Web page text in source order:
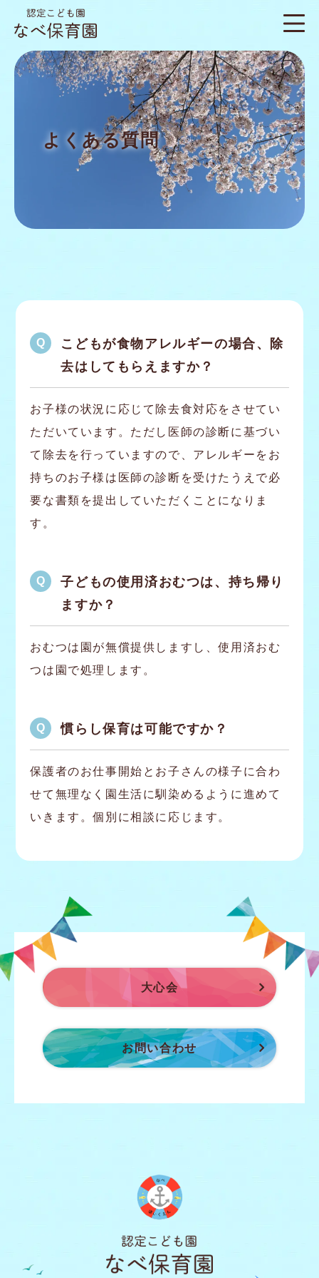
よくある質問
こどもが食物アレルギーの場合、除
去はしてもらえますか？
お子様の状況に応じて除去食対応をさせてい
ただいています。ただし医師の診断に基づい
て除去を行っていますので、アレルギーをお
持ちのお子様は医師の診断を受けたうえで必
要な書類を提出していただくことになりま
す。
子どもの使用済おむつは、持ち帰り
ますか？
おむつは園が無償提供しますし、使用済おむ
つは園で処理します。
慣らし保育は可能ですか？
保護者のお仕事開始とお子さんの様子に合わ
せて無理なく園生活に馴染めるように進めて
いきます。個別に相談に応じます。
大心会
お問い合わせ